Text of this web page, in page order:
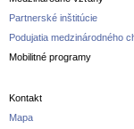
Partnerské inštitúcie
Podujatia medzinárodného
Mobilitné programy
Kontakt
Mapa